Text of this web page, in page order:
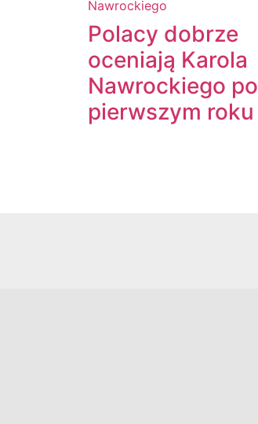
Polacy dobrze
oceniają Karola
Nawrockiego po
pierwszym roku